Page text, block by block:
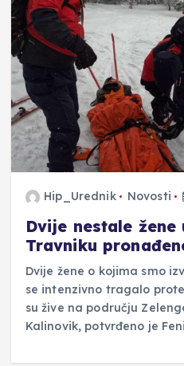
Hip_Urednik Novosti
Dvije nestale žene
Travniku
Dvije žene o kojima smo
se intenzivno tragalo
su žive na području
Kalinovik, potvrđeno je